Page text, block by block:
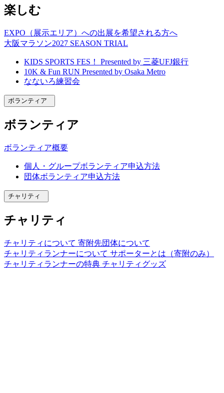
楽しむ
EXPO（展示エリア）への出展を希望される方へ
大阪マラソン2027 SEASON TRIAL
KIDS SPORTS FES！ Presented by 三菱UFJ銀行
10K & Fun RUN Presented by Osaka Metro
なないろ練習会
ボランティア
ボランティア
ボランティア概要
個人・グループボランティア申込方法
団体ボランティア申込方法
チャリティ
チャリティ
チャリティについて 寄附先団体について
チャリティランナーについて サポーターとは（寄附のみ）
チャリティランナーの特典 チャリティグッズ